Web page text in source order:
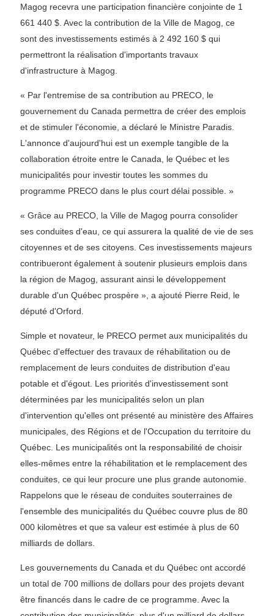
Magog recevra une participation financière conjointe de 1
661 440 $. Avec la contribution de la Ville de Magog, ce
sont des investissements estimés à 2 492 160 $ qui
permettront la réalisation d'importants travaux
d'infrastructure à Magog.
« Par l'entremise de sa contribution au PRECO, le
gouvernement du Canada permettra de créer des emplois
et de stimuler l'économie, a déclaré le Ministre Paradis.
L'annonce d'aujourd'hui est un exemple tangible de la
collaboration étroite entre le Canada, le Québec et les
municipalités pour investir toutes les sommes du
programme PRECO dans le plus court délai possible. »
« Grâce au PRECO, la Ville de Magog pourra consolider
ses conduites d'eau, ce qui assurera la qualité de vie de ses
citoyennes et de ses citoyens. Ces investissements majeurs
contribueront également à soutenir plusieurs emplois dans
la région de Magog, assurant ainsi le développement
durable d'un Québec prospère », a ajouté Pierre Reid, le
député d'Orford.
Simple et novateur, le PRECO permet aux municipalités du
Québec d'effectuer des travaux de réhabilitation ou de
remplacement de leurs conduites de distribution d'eau
potable et d'égout. Les priorités d'investissement sont
déterminées par les municipalités selon un plan
d'intervention qu'elles ont présenté au ministère des Affaires
municipales, des Régions et de l'Occupation du territoire du
Québec. Les municipalités ont la responsabilité de choisir
elles-mêmes entre la réhabilitation et le remplacement des
conduites, ce qui leur procure une plus grande autonomie.
Rappelons que le réseau de conduites souterraines de
l'ensemble des municipalités du Québec couvre plus de 80
000 kilomètres et que sa valeur est estimée à plus de 60
milliards de dollars.
Les gouvernements du Canada et du Québec ont accordé
un total de 700 millions de dollars pour des projets devant
être financés dans le cadre de ce programme. Avec la